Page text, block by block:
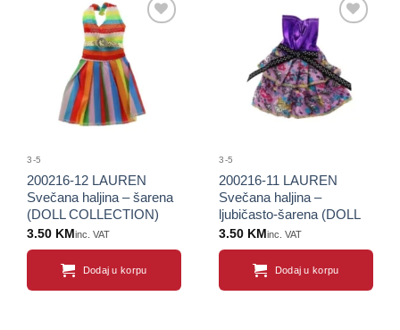
3-5
200216-12 LAUREN
Svečana haljina – šarena
(DOLL COLLECTION)
3.50 KM inc. VAT
Dodaj u korpu
3-5
200216-11 LAUREN
Svečana haljina –
ljubičasto-šarena (DOLL
COLLECTION)
3.50 KM inc. VAT
Dodaj u korpu